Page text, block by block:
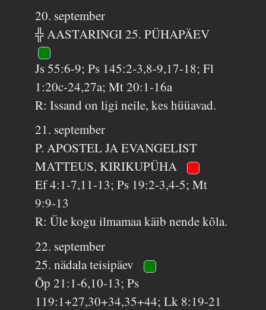
20. september
╬ AASTARINGI 25. PÜHAPÄEV
Js 55:6-9; Ps 145:2-3,8-9,17-18; Fl
1:20c-24,27a; Mt 20:1-16a
R: Issand on ligi neile, kes hüüavad.
21. september
P. APOSTEL JA EVANGELIST
MATTEUS, KIRIKUPÜHA
Ef 4:1-7,11-13; Ps 19:2-3,4-5; Mt
9:9-13
R: Üle kogu ilmamaa käib nende kõla.
22. september
25. nädala teisipäev
Õp 21:1-6,10-13; Ps
119:1+27,30+34,35+44; Lk 8:19-21